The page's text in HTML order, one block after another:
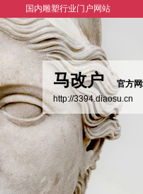
国内雕塑行业门户网站
马改户
官方
http://3394.diaosu.cn